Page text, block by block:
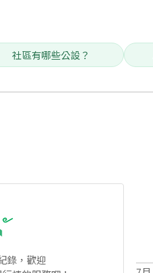
社區有哪些公設？
錄，歡迎